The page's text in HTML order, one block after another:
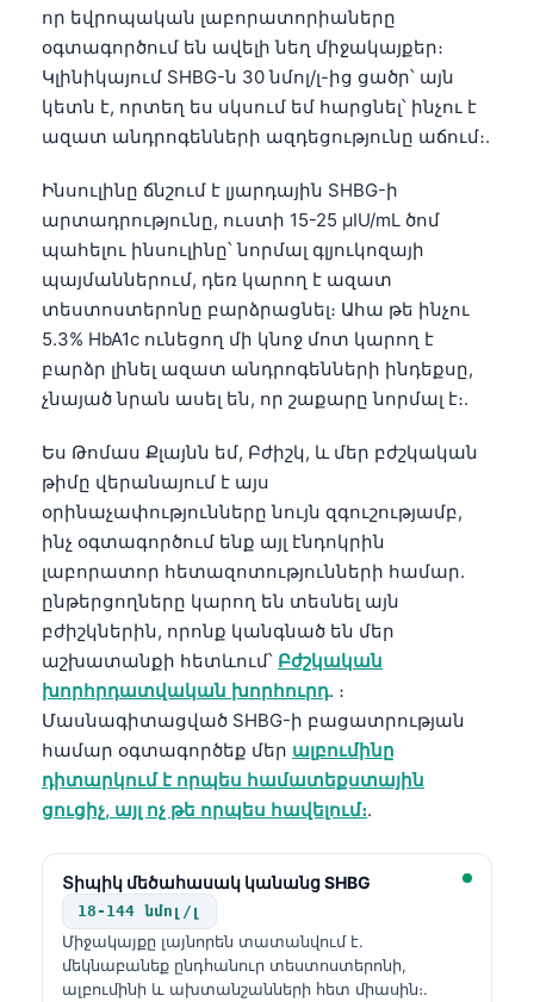
որ եվրոպական լաբորատորիաները
օգտագործում են ավելի նեղ միջակայքեր։
Կլինիկայում SHBG-ն 30 նմոլ/լ-ից ցածր՝ այն
կետն է, որտեղ ես սկսում եմ հարցնել՝ ինչու է
ազատ անդրոգենների ազդեցությունը աճում։.
Ինսուլինը ճնշում է լյարդային SHBG-ի
արտադրությունը, ուստի 15-25 µIU/mL ծոմ
պահելու ինսուլինը՝ նորմալ գլյուկոզայի
պայմաններում, դեռ կարող է ազատ
տեստոստերոնը բարձրացնել։ Ահա թե ինչու
5.3% HbA1c ունեցող մի կնոջ մոտ կարող է
բարձր լինել ազատ անդրոգենների ինդեքսը,
չնայած նրան ասել են, որ շաքարը նորմալ է։.
Ես Թոմաս Քլայնն եմ, Բժիշկ, և մեր բժշկական
թիմը վերանայում է այս
օրինաչափությունները նույն զգուշությամբ,
ինչ օգտագործում ենք այլ էնդոկրին
լաբորատոր հետազոտությունների համար.
ընթերցողները կարող են տեսնել այն
բժիշկներին, որոնք կանգնած են մեր
աշխատանքի հետևում՝ Բժշկական
խորհրդատվական խորհուրդ. ։
Մասնագիտացված SHBG-ի բացատրության
համար օգտագործեք մեր ալբումինը
դիտարկում է որպես համատեքստային
ցուցիչ, այլ ոչ թե որպես հավելում։.
Տիպիկ մեծահասակ կանանց SHBG
18-144 նմոլ/լ
Միջակայքը լայնորեն տատանվում է.
մեկնաբանեք ընդհանուր տեստոստերոնի,
ալբումինի և ախտանշանների հետ միասին։.